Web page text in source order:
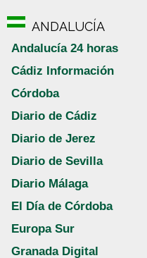
ANDALUCÍA
Andalucía 24 horas
Cádiz Información
Córdoba
Diario de Cádiz
Diario de Jerez
Diario de Sevilla
Diario Málaga
El Día de Córdoba
Europa Sur
Granada Digital